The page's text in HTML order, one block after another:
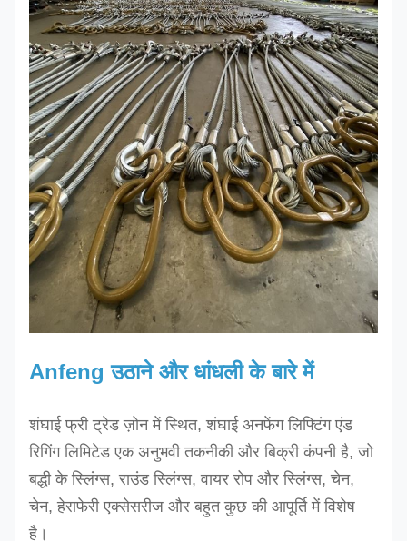
CSFWH26 CSFWS26 26 16.4 11.7
CSFWH28 CSFWS28 28 19 13.6
CSFWH30 CSFWS30 30 21.9 15.6
CSFWH32 CSFWS32 32 24.9 17.8
CSFWH34 CSFWS34 34 28.1 20
CSFWH36 CSFWS36 36 31.5 22.5
42
Anfeng उठाने और धांधली के बारे में
शंघाई फ्री ट्रेड ज़ोन में स्थित, शंघाई अनफेंग लिफ्टिंग एंड
रिगिंग लिमिटेड एक अनुभवी तकनीकी और बिक्री कंपनी है, जो
बद्धी के स्लिंग्स, राउंड स्लिंग्स, वायर रोप और स्लिंग्स, चेन,
चेन, हेराफेरी एक्सेसरीज और बहुत कुछ की आपूर्ति में विशेष
है।